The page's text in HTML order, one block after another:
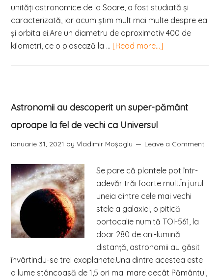
unități astronomice de la Soare, a fost studiată şi
caracterizată, iar acum știm mult mai multe despre ea
şi orbita ei.Are un diametru de aproximativ 400 de
kilometri, ce o plasează la … [Read more...]
Astronomii au descoperit un super-pământ
aproape la fel de vechi ca Universul
ianuarie 31, 2021 byVladimir Moşoglu Leave a Comment
Se pare că plantele pot într-
adevăr trăi foarte mult.În jurul
uneia dintre cele mai vechi
stele a galaxiei, o pitică
portocalie numită TOI-561, la
doar 280 de ani-lumină
distanţă, astronomii au găsit
învârtindu-se trei exoplanete.Una dintre acestea este
o lume stâncoasă de 1,5 ori mai mare decât Pământul,